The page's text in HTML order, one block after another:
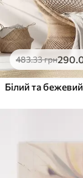
483.33грн290
Білий та бежевий